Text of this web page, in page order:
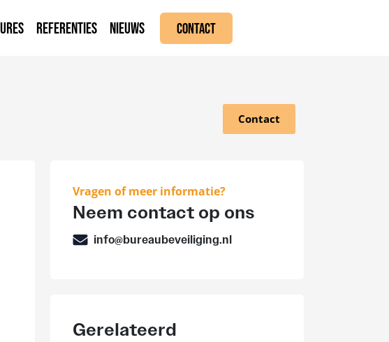
REFERENTIES NIEUWS CONTACT
Contact
Vragen of meer informatie?
Neem contact op ons
info@bureaubeveiliging.nl
Gerelateerd